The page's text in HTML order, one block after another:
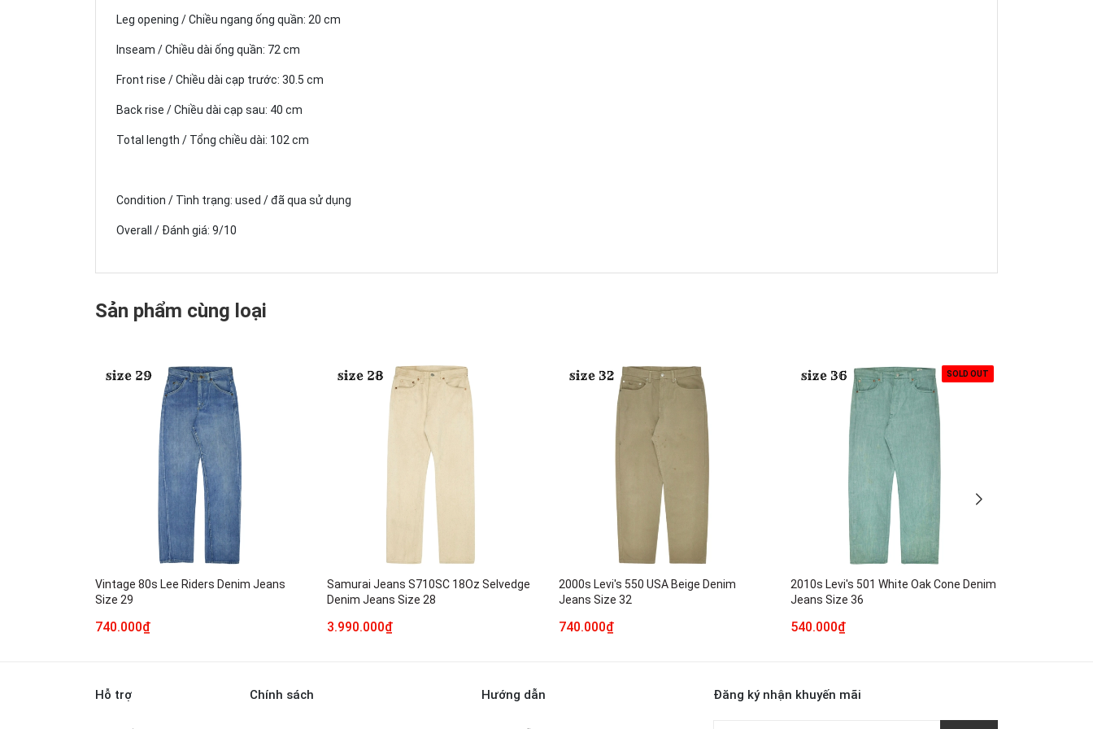
Leg opening / Chiều ngang ống quần: 20 cm
Inseam / Chiều dài ống quần: 72 cm
Front rise / Chiều dài cạp trước: 30.5 cm
Back rise / Chiều dài cạp sau: 40 cm
Total length / Tổng chiều dài: 102 cm
Condition / Tình trạng: used / đã qua sử dụng
Overall / Đánh giá: 9/10
Sản phẩm cùng loại
Vintage 80s Lee Riders Denim Jeans
Size 29
740.000₫
Samurai Jeans S710SC 18Oz Selvedge
Denim Jeans Size 28
3.990.000₫
2000s Levi's 550 USA Beige Denim
Jeans Size 32
740.000₫
SOLD OUT
2010s Levi's 501 White Oak Cone Denim
Jeans Size 36
540.000₫
Hỗ trợ Chính sách Hướng dẫn Đăng ký nhận khuyến mãi